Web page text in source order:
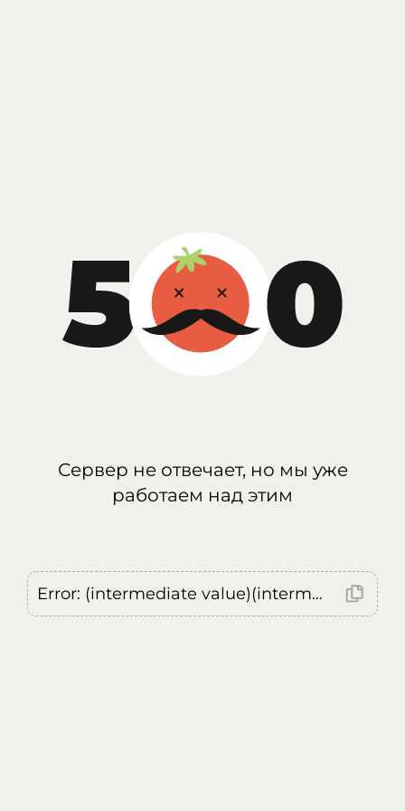
Сервер не отвечает, но мы уже
работаем над этим
Error: (intermediate value)(intermediate value)(intermediate value).replaceAll is not a function